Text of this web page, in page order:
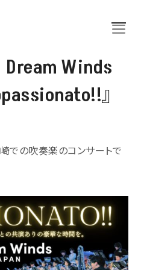
ホーム
チューバサダーズについて
お知らせ
公式グッズ
ブログ
Winds
』
での吹奏楽のコンサートで